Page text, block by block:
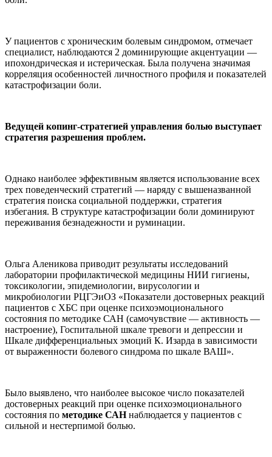
У пациентов с хроническим болевым синдромом, отмечает
специалист, наблюдаются 2 доминирующие акцентуации —
ипохондрическая и истерическая. Была получена значимая
корреляция особенностей личностного профиля и показателей
катастрофизации боли.
Ведущей копинг-стратегией управления болью выступает
стратегия разрешения проблем.
Однако наиболее эффективным является использование всех
трех поведенческий стратегий — наряду с вышеназванной
стратегия поиска социальной поддержки, стратегия
избегания. В структуре катастрофизации боли доминируют
переживания безнадежности и руминации.
Ольга Аленикова приводит результаты исследований
лаборатории профилактической медицины НИИ гигиены,
токсикологии, эпидемиологии, вирусологии и
микробиологии РЦГЭиОЗ «Показатели достоверных реакций
пациентов с ХБС при оценке психоэмоционального
состояния по методике САН (самочувствие — активность —
настроение), Госпитальной шкале тревоги и депрессии и
Шкале дифференциальных эмоций К. Изарда в зависимости
от выраженности болевого синдрома по шкале ВАШ».
Было выявлено, что наиболее высокое число показателей
достоверных реакций при оценке психоэмоционального
состояния по методике САНнаблюдается у пациентов с
сильной и нестерпимой болью.